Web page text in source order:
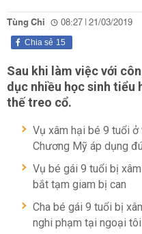
Tùng Chi 08:27 | 21/03/2019
15
Chia sẻ
Sau khi làm việc với
dục nhiều học sinh
thế treo cổ.
Vụ xâm hại bé 9 tuổi ở
Chương Mỹ áp dụng
Vụ bé gái 9 tuổi bị
bắt tạm giam bị can
Cha bé gái 9 tuổi bị
nghi phạm tại ngoại